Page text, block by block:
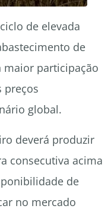
de elevada
de
maior participação
preços
global.
deverá produzir
consecutiva acima
de
no mercado